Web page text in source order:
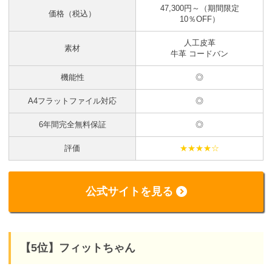
価格（税込）
47,300円～（期間限定
10％OFF）
素材
人工皮革
牛革 コードバン
機能性 ◎
A4フラットファイル対応 ◎
6年間完全無料保証 ◎
評価 ★★★★☆
公式サイトを見る
【5位】フィットちゃん